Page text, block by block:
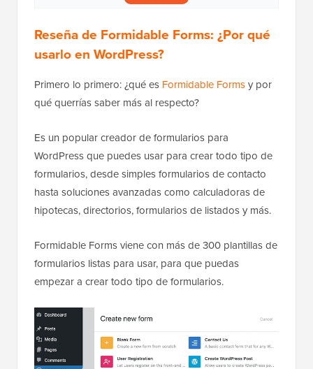
Reseña de Formidable Forms: ¿Por qué
usarlo en WordPress?
Primero lo primero: ¿qué es Formidable Formsy por
qué querrías saber más al respecto?
Es un popular creador de formularios para
WordPress que puedes usar para crear todo tipo de
formularios, desde simples formularios de contacto
hasta soluciones avanzadas como calculadoras de
hipotecas, directorios, formularios de listados y más.
Formidable Forms viene con más de 300 plantillas de
formularios listas para usar, para que puedas
empezar a crear todo tipo de formularios.